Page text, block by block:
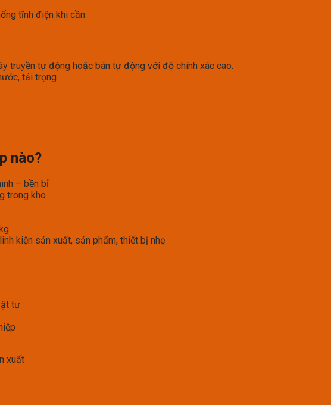
tĩnh điện khi cần
truyền tự động hoặc bán tự động với độ chính xác cao.
tải trọng
nào?
– bền bỉ
trong kho
kiện sản xuất, sản phẩm, thiết bị nhẹ
tư
xuất